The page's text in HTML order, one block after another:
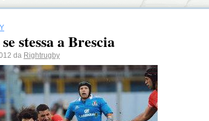
stessa a Brescia
da Rightrugby